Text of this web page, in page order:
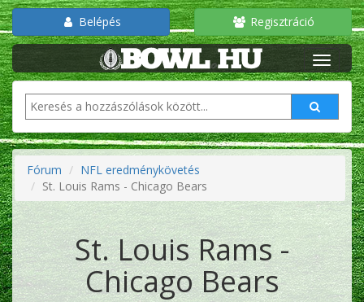
Belépés Regisztráció
Fórum
NFL eredménykövetés
St. Louis Rams - Chicago Bears
St. Louis Rams -
Chicago Bears